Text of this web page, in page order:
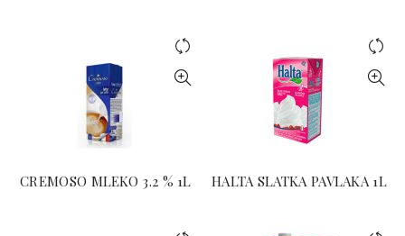
CREMOSO MLEKO 3.2 % 1L HALTA SLATKA PAVLAKA 1L